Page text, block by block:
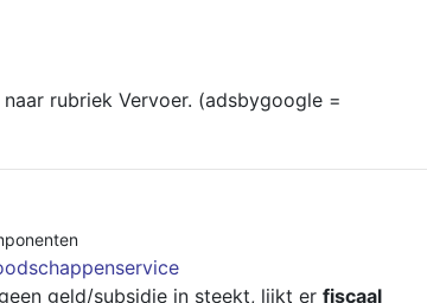
rubriek Vervoer. (adsbygoogle =
geld/subsidie in steekt, lijkt er fiscaal